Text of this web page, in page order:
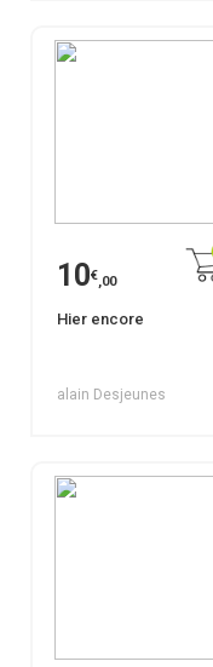
10€,00
Hier encore
alain Desjeunes